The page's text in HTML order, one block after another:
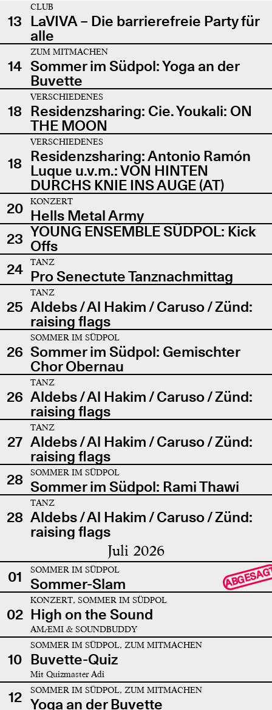
13
CLUB
LaVIVA – Die barrierefreie Party für
alle
14
ZUM MITMACHEN
Sommer im Südpol: Yoga an der
Buvette
18
VERSCHIEDENES
Residenzsharing: Cie. Youkali: ON
THE MOON
18
VERSCHIEDENES
Residenzsharing: Antonio Ramón
Luque u.v.m.: VON HINTEN
DURCHS KNIE INS AUGE (AT)
20
KONZERT
Hells Metal Army
23 YOUNG ENSEMBLE SÜDPOL: Kick
Offs
24
TANZ
Pro Senectute Tanznachmittag
25
TANZ
Aldebs / Al Hakim / Caruso / Zünd:
raising flags
26
SOMMER IM SÜDPOL
Sommer im Südpol: Gemischter
Chor Obernau
26
TANZ
Aldebs / Al Hakim / Caruso / Zünd:
raising flags
27
TANZ
Aldebs / Al Hakim / Caruso / Zünd:
raising flags
28
SOMMER IM SÜDPOL
Sommer im Südpol: Rami Thawi
28
TANZ
Aldebs / Al Hakim / Caruso / Zünd:
raising flags
Juli 2026
01 SOMMER IM SÜDPOL
Sommer-Slam
02
KONZERT, SOMMER IM SÜDPOL
High on the Sound
AMÆMI & SOUNDBUDDY
10
SOMMER IM SÜDPOL, ZUM MITMACHEN
Buvette-Quiz
Mit Quizmaster Adi
12 SOMMER IM SÜDPOL, ZUM MITMACHEN
Yoga an der Buvette